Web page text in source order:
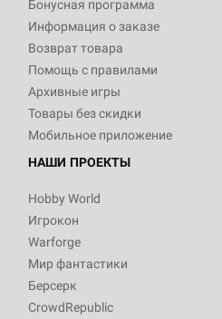
Бонусная программа
Информация о заказе
Возврат товара
Помощь с правилами
Архивные игры
Товары без скидки
Мобильное приложение
НАШИ ПРОЕКТЫ
Hobby World
Игрокон
Warforge
Мир фантастики
Берсерк
CrowdRepublic